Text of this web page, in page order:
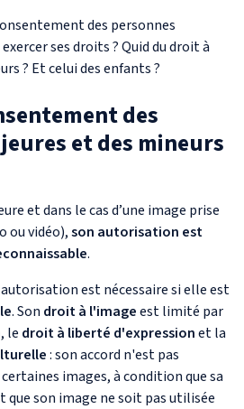
des personnes
ses droits ? Quid du droit à
? Et celui des enfants ?
des
et des mineurs
et dans le cas d’une image prise
ou vidéo),son autorisation est
.
est nécessaire si elle est
. Son droit à l'imageest limité par
, le droit à liberté d'expressionet la
: son accord n'est pas
images, à condition que sa
son image ne soit pas utilisée